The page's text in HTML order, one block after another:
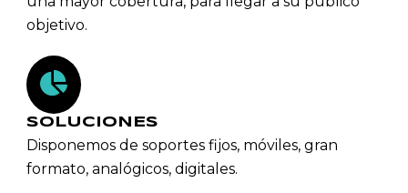
objetivo.
SOLUCIONES
Disponemos de soportes fijos, móviles, gran
formato, analógicos, digitales.